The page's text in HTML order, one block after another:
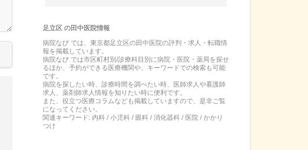
足立区の田中医院情報
病院なび では、 東京都足立区の田中医院の評判・求人・転職情
報を掲載しています。
病院なび では市区町村別/診療科目別に病院・医院・薬局を探せ
るほか、予約ができる医療機関や、キーワードでの検索も可能
です。
病院を探したい時、診療時間を調べたい時、医師求人や看護師
求人、薬剤師求人情報を知りたい時に便利です。
また、役立つ医療コラムなども掲載していますので、是非ご覧
になってください。
関連キーワード: 内科 / 小児科 / 眼科 / 消化器科 / 医院 / かかり
つけ